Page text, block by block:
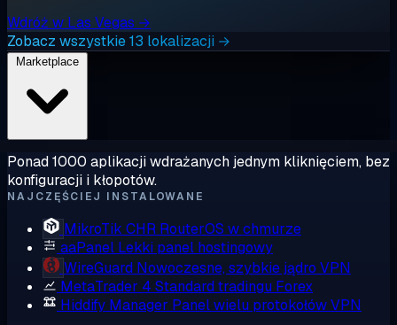
Wdróż w Las Vegas →
Zobacz wszystkie 13 lokalizacji →
Ponad 1000 aplikacji wdrażanych jednym kliknięciem, bez
konfiguracji i kłopotów.
NAJCZĘŚCIEJ INSTALOWANE
MikroTik CHR RouterOS w chmurze
aaPanel Lekki panel hostingowy
WireGuard Nowoczesne, szybkie jądro VPN
MetaTrader 4 Standard tradingu Forex
Hiddify Manager Panel wielu protokołów VPN